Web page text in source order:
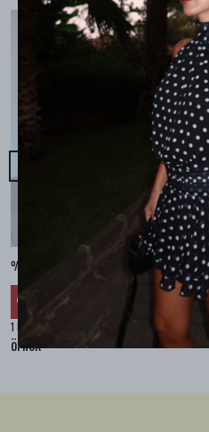
%100 KETEN CEPLİ ŞALVAR PANTOLON - Bej
% ₺ 1,609.99
1 Renk 4 Beden
örnek